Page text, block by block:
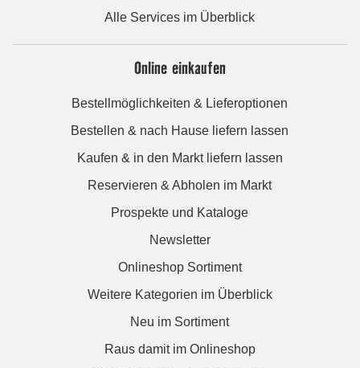
Alle Services im Überblick
Online einkaufen
Bestellmöglichkeiten & Lieferoptionen
Bestellen & nach Hause liefern lassen
Kaufen & in den Markt liefern lassen
Reservieren & Abholen im Markt
Prospekte und Kataloge
Newsletter
Onlineshop Sortiment
Weitere Kategorien im Überblick
Neu im Sortiment
Raus damit im Onlineshop